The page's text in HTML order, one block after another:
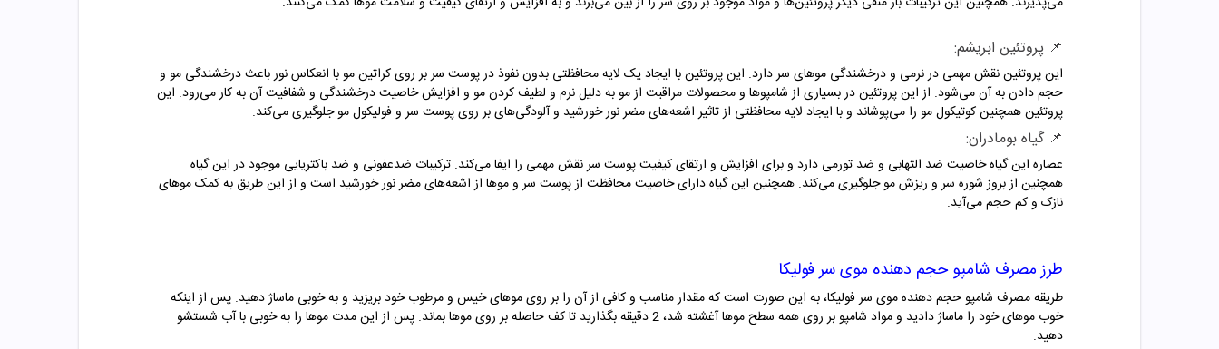
📌 پروتئین ابریشم:
این پروتئین نقش مهمی در نرمی و درخشندگی موهای سر دارد. این پروتئین با ایجاد یک لایه محافظتی بدون نفوذ در پوست سر بر روی کراتین مو با انعکاس نور باعث درخشندگی مو و
حجم دادن به آن می‌شود. از این پروتئین در بسیاری از شامپوها و محصولات مراقبت از مو به دلیل نرم و لطیف کردن مو و افزایش خاصیت درخشندگی و شفافیت آن به کار می‌رود. این
پروتئین همچنین کوتیکول مو را می‌پوشاند و با ایجاد لایه محافظتی از تاثیر اشعه‌های مضر نور خورشید و آلودگی‌های بر روی پوست سر و فولیکول مو جلوگیری می‌کند.
📌گیاه بومادران:
عصاره این گیاه خاصیت ضد التهابی و ضد تورمی دارد و برای افزایش و ارتقای کیفیت پوست سر نقش مهمی را ایفا می‌کند. ترکیبات ضدعفونی و ضد باکتریایی موجود در این گیاه
همچنین از بروز شوره سر و ریزش مو جلوگیری می‌کند. همچنین این گیاه دارای خاصیت محافظت از پوست سر و موها از اشعه‌های مضر نور خورشید است و از این طریق به کمک موهای
نازک و کم حجم می‌آید.
طرز مصرف شامپو حجم دهنده موی سر فولیکا
طریقه مصرف شامپو حجم دهنده موی سر فولیکا، به این صورت است که مقدار مناسب و کافی از آن را بر روی موهای خیس و مرطوب خود بریزید و به خوبی ماساژ دهید. پس از اینکه
خوب موهای خود را ماساژ دادید و مواد شامپو بر روی همه سطح موها آغشته شد، 2 دقیقه بگذارید تا کف حاصله بر روی موها بماند. پس از این مدت موها را به خوبی با آب شستشو
دهید.